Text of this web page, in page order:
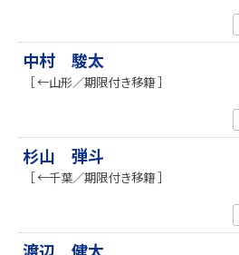
中村 駿太
［ ←山形／期限付き移籍 ］
杉山 弾斗
［ ←千葉／期限付き移籍 ］